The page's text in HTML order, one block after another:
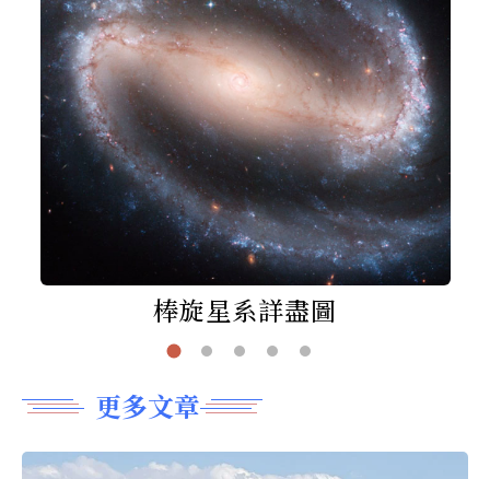
棒旋星系詳盡圖
更多文章